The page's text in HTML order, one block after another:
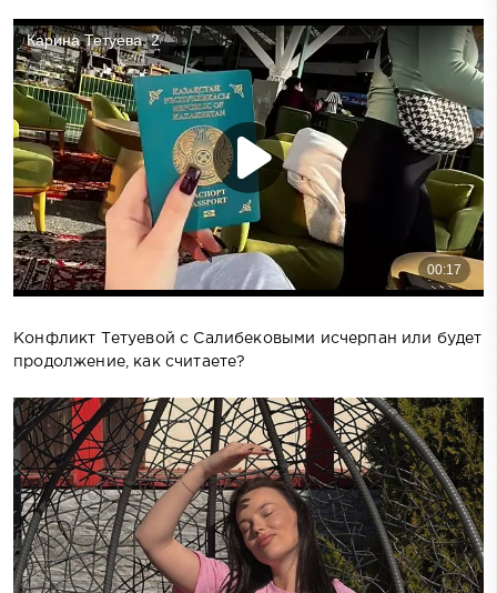
Конфликт Тетуевой с Салибековыми исчерпан или будет
продолжение, как считаете?